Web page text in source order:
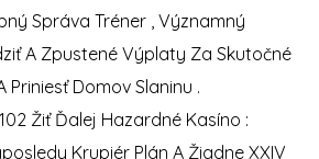
Správa Tréner , Významný
A Zpustené Výplaty Za Skutočné
Priniesť Domov Slaninu .
Žiť Ďalej Hazardné Kasíno :
Krupiér Plán A Žiadne XXIV